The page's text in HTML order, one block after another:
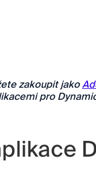
zakoupit jako
pro